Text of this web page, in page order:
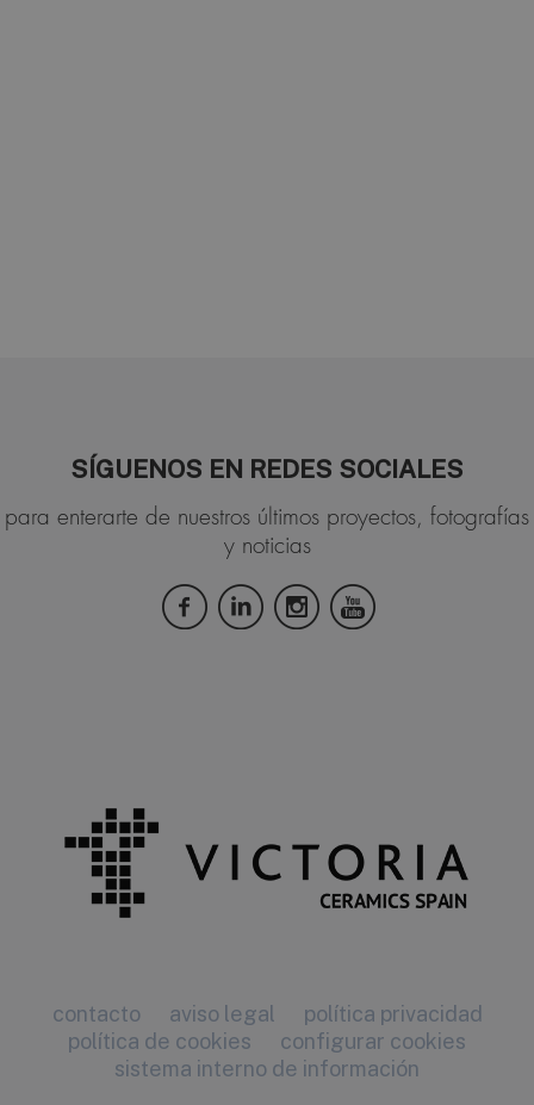
SÍGUENOS EN REDES SOCIALES
para enterarte de nuestros últimos proyectos, fotografías
y noticias
contacto aviso legal
política privacidad
política de cookies
configurar cookies
sistema interno de información